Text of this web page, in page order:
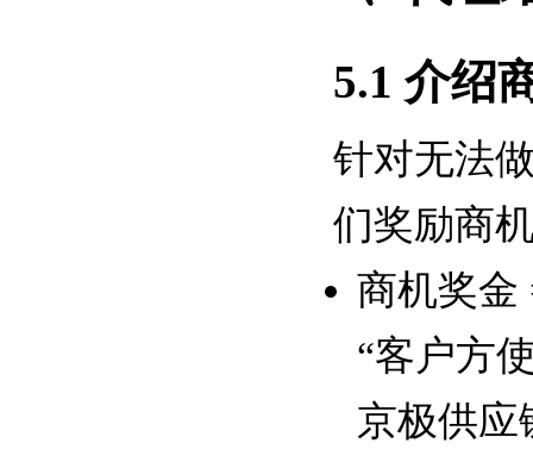
5.1 介绍
针对无法
们奖励商
商机奖金
“客户方
京极供应